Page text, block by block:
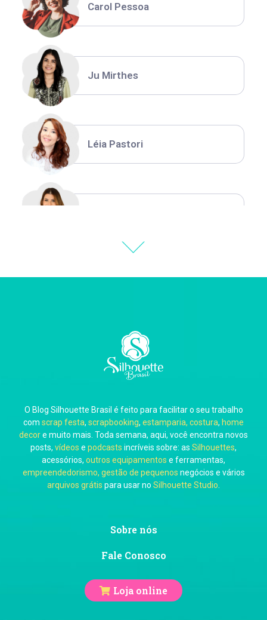
Carol Pessoa
Ju Mirthes
Léia Pastori
Carla Eschberger
Carol Pessoa
Ju Mirthes
O Blog Silhouette Brasil é feito para facilitar o seu trabalho
com scrap festa, scrapbooking, estamparia, costura, home
decore muito mais. Toda semana, aqui, você encontra novos
posts, vídeos e podcasts incríveis sobre: as Silhouettes,
acessórios, outros equipamentos e ferramentas,
empreendedorismo, gestão de pequenos negócios e vários
arquivos grátis para usar no Silhouette Studio
Sobre nós
Fale Conosco
Loja online